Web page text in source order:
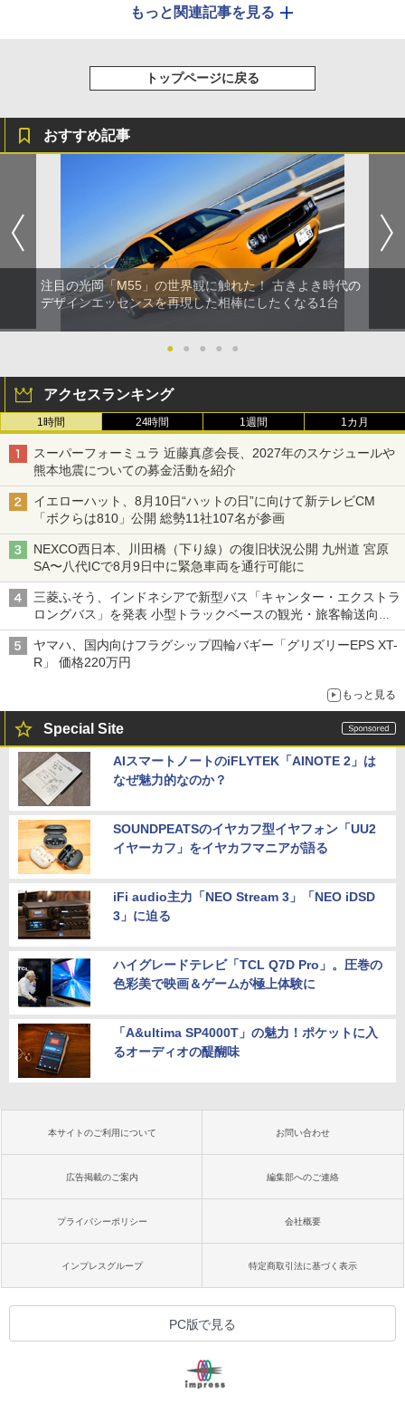
もっと関連記事を見る
トップページに戻る
おすすめ記事
注目の光岡「M55」の世界観に触れた！ 古きよき時代の
デザインエッセンスを再現した相棒にしたくなる1台
● ● ● ● ●
アクセスランキング
1時間 24時間 1週間 1カ月
スーパーフォーミュラ 近藤真彦会長、2027年のスケジュールや
熊本地震についての募金活動を紹介
イエローハット、8月10日“ハットの日”に向けて新テレビCM
「ボクらは810」公開 総勢11社107名が参画
NEXCO西日本、川田橋（下り線）の復旧状況公開 九州道 宮原
SA〜八代ICで8月9日中に緊急車両を通行可能に
三菱ふそう、インドネシアで新型バス「キャンター・エクストラ
ロングバス」を発表 小型トラックベースの観光・旅客輸送向け
バス
ヤマハ、国内向けフラグシップ四輪バギー「グリズリーEPS XT-
R」 価格220万円
もっと見る
Special Site
AIスマートノートのiFLYTEK「AINOTE 2」は
なぜ魅力的なのか？
SOUNDPEATSのイヤカフ型イヤフォン「UU2
イヤーカフ」をイヤカフマニアが語る
iFi audio主力「NEO Stream 3」「NEO iDSD
3」に迫る
ハイグレードテレビ「TCL Q7D Pro」。圧巻の
色彩美で映画＆ゲームが極上体験に
「A&ultima SP4000T」の魅力！ポケットに入
るオーディオの醍醐味
本サイトのご利用について お問い合わせ
広告掲載のご案内 編集部へのご連絡
プライバシーポリシー 会社概要
インプレスグループ 特定商取引法に基づく表示
PC版で見る